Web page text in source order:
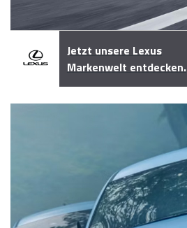
Jetzt unsere Lexus
Markenwelt entdecken.